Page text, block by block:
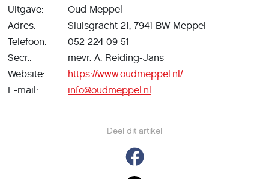
Deel dit artikel
Uitgave:
Oud Meppel
Adres:
Sluisgracht 21, 7941 BW Meppel
Telefoon:
052 224 09 51
Secr.:
mevr. A. Reiding-Jans
Website:
https://www.oudmeppel.nl/
E-mail:
info@oudmeppel.nl